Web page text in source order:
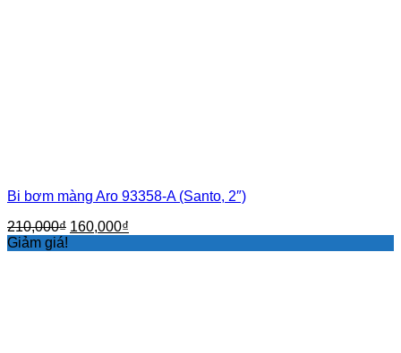
Bi bơm màng Aro 93358-A (Santo, 2″)
210,000₫ Giá
160,000₫
Giảm giá!